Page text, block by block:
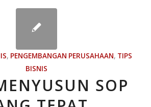
, PENGEMBANGAN PERUSAHAAN, TIPS
BISNIS
SOP